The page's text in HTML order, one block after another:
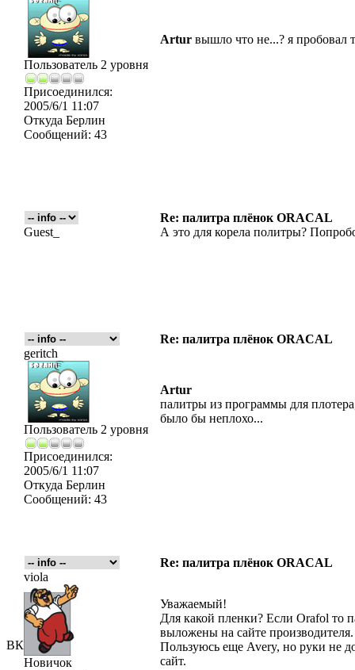
ВК
Пользователь 2 уровня
Присоединился:
2005/6/1 11:07
Откуда Берлин
Сообщений: 43
Artur вышло что не...? я пробовал
Re: палитра плёнок ORACAL
Guest_
А это для корела политры?
Re: палитра плёнок ORACAL
geritch
Пользователь 2 уровня
Присоединился:
2005/6/1 11:07
Откуда Берлин
Сообщений: 43
Artur
палитры из программы для
было бы неплохо...
Re: палитра плёнок ORACAL
viola
Новичок
Уважаемый!
Для какой пленки? Если Orafol то
выложены на сайте производителя.
Пользуюсь еще Avery, но руки не
сайт.